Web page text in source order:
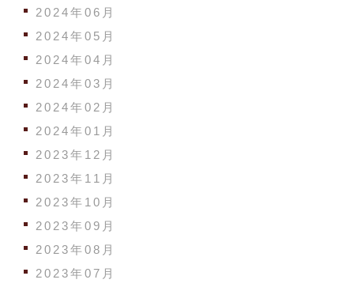
2024年06月
2024年05月
2024年04月
2024年03月
2024年02月
2024年01月
2023年12月
2023年11月
2023年10月
2023年09月
2023年08月
2023年07月